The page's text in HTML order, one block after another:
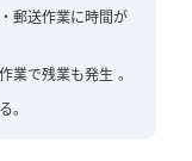
郵送作業に時間が
業で残業も発生 。
。